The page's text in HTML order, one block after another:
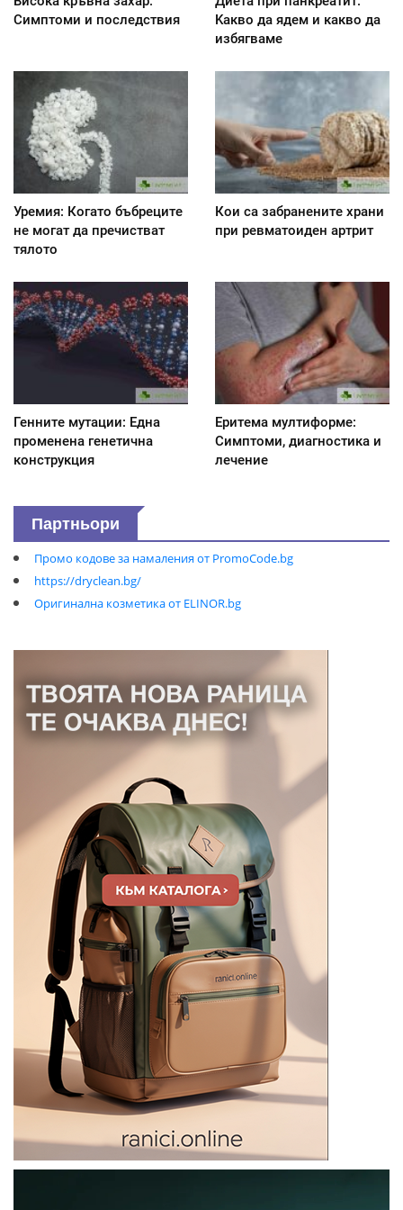
Симптоми и последствия
Kакво да ядем и какво да
избягваме
Уремия: Когато бъбреците
не могат да пречистват
тялото
Кои са забранените храни
при ревматоиден артрит
Генните мутации: Една
променена генетична
конструкция
Еритема мултиформе:
Симптоми, диагностика и
лечение
Партньори
Промо кодове за намаления от PromoCode.bg
https://dryclean.bg/
Оригинална козметика от ELINOR.bg